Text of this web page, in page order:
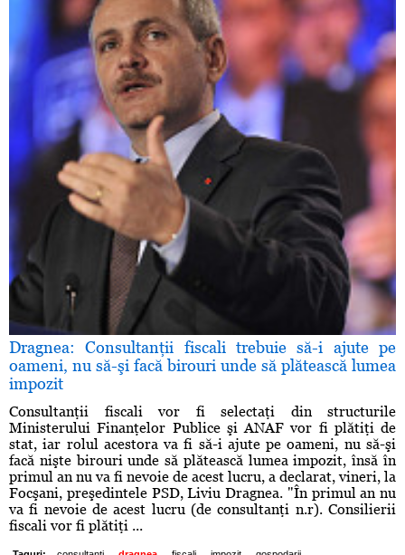
Dragnea: Consultanţii fiscali trebuie să-i ajute pe
oameni, nu să-şi facă birouri unde să plătească lumea
impozit
Consultanţii fiscali vor fi selectaţi din structurile
Ministerului Finanţelor Publice şi ANAF vor fi plătiţi de
stat, iar rolul acestora va fi să-i ajute pe oameni, nu să-şi
facă nişte birouri unde să plătească lumea impozit, însă în
primul an nu va fi nevoie de acest lucru, a declarat, vineri, la
Focşani, preşedintele PSD, Liviu Dragnea. "În primul an nu
va fi nevoie de acest lucru (de consultanţi n.r). Consilierii
fiscali vor fi plătiţi ...